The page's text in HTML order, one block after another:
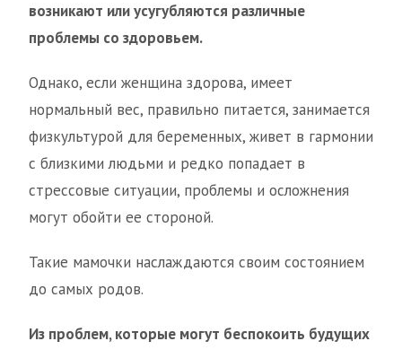
возникают или усугубляются различные
проблемы со здоровьем.
Однако, если женщина здорова, имеет
нормальный вес, правильно питается, занимается
физкультурой для беременных, живет в гармонии
с близкими людьми и редко попадает в
стрессовые ситуации, проблемы и осложнения
могут обойти ее стороной.
Такие мамочки наслаждаются своим состоянием
до самых родов.
Из проблем, которые могут беспокоить будущих